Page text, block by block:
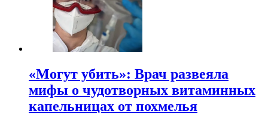
«Могут убить»: Врач развеяла
мифы о чудотворных витаминных
капельницах от похмелья